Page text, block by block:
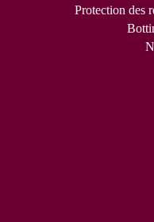
Protection des